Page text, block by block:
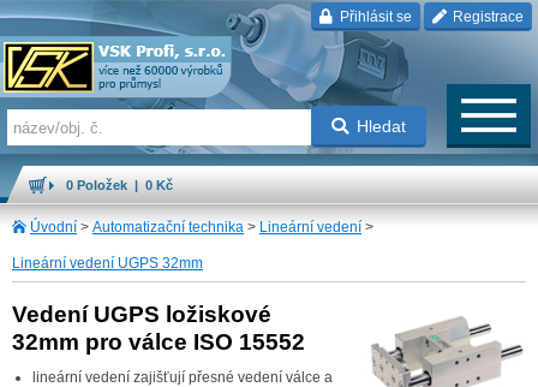
Přihlásit se Registrace
Hledat
0 Položek | 0 Kč
Úvodní > Automatizační technika > Lineární vedení >
Lineární vedení UGPS 32mm
Vedení UGPS ložiskové
32mm pro válce ISO 15552
lineární vedení zajišťují přesné vedení válce a